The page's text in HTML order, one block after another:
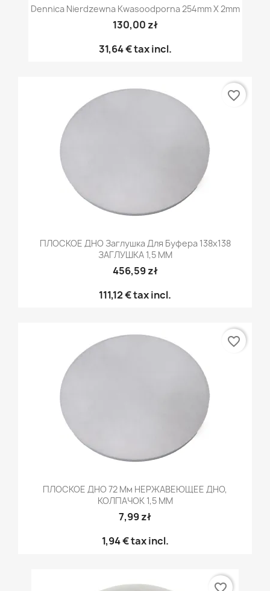
Dennica Nierdzewna Kwasoodporna 254mm X 2mm
130,00 zł
31,64 €tax incl.
ПЛОСКОЕ ДНО Заглушка Для Буфера 138x138
ЗАГЛУШКА 1,5 ММ
456,59 zł
111,12 €tax incl.
favorite_border
ПЛОСКОЕ ДНО 72 Мм НЕРЖАВЕЮЩЕЕ ДНО,
КОЛПАЧОК 1,5 ММ
7,99 zł
1,94 €tax incl.
favorite_border
favorite_border